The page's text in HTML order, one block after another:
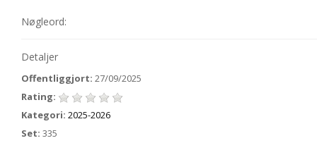
Nøgleord:
Detaljer
Offentliggjort: 27/09/2025
Rating:
Kategori: 2025-2026
Set: 335